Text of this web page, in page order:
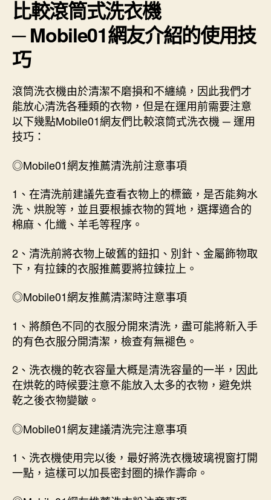
比較滾筒式洗衣機
─ Mobile01網友介紹的使用技
巧
滾筒洗衣機由於清潔不磨損和不纏繞，因此我們才
能放心清洗各種類的衣物，但是在運用前需要注意
以下幾點Mobile01網友們比較滾筒式洗衣機 ─ 運用
技巧：
◎Mobile01網友推薦清洗前注意事項
1、在清洗前建議先查看衣物上的標籤，是否能夠水
洗、烘脫等，並且要根據衣物的質地，選擇適合的
棉麻、化纖、羊毛等程序。
2、清洗前將衣物上破舊的鈕扣、別針、金屬飾物取
下，有拉鍊的衣服推薦要將拉鍊拉上。
◎Mobile01網友推薦清潔時注意事項
1、將顏色不同的衣服分開來清洗，盡可能將新入手
的有色衣服分開清潔，檢查有無褪色。
2、洗衣機的乾衣容量大概是清洗容量的一半，因此
在烘乾的時候要注意不能放入太多的衣物，避免烘
乾之後衣物變皺。
◎Mobile01網友建議清洗完注意事項
1、洗衣機使用完以後，最好將洗衣機玻璃視窗打開
一點，這樣可以加長密封圈的操作壽命。